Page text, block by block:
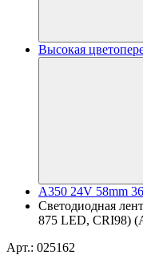
Высокая
A350 24V 58mm
Светодиодная
875 LED, CRI98)
Арт.: 025162